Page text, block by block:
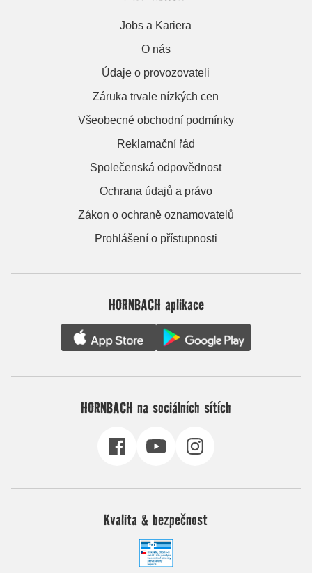
Jobs a Kariera
O nás
Údaje o provozovateli
Záruka trvale nízkých cen
Všeobecné obchodní podmínky
Reklamační řád
Společenská odpovědnost
Ochrana údajů a právo
Zákon o ochraně oznamovatelů
Prohlášení o přístupnosti
HORNBACH aplikace
HORNBACH na sociálních sítích
Kvalita & bezpečnost